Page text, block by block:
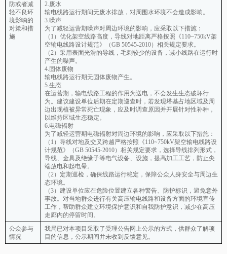
防或者减
轻不良环
境影响的
对策和措
施
2.废水
输电线路运行期间无废水排放，对周围水环境不会造成影响。
3.噪声
为了减轻运营期噪声对周边环境的影响，应采取以下措施：
（1）优化架空线路高度，导线对地距离严格按照《110~750kV架
空输电线路设计规范》（GB 50545-2010）相关规定要求。
（2）采用表面光滑的导线，毛刺较少的设备，减小线路在运行时
产生的噪声。
4.固体废物
输电线路运行期无固体废物产生。
5.生态
在运营期，输电线路工程的作用为送电，不会发生生态破坏行
为。建议建设单位后期在定期巡查时，若发现塔基占地区域及周
边出现植被异常死亡现象，应及时调查原因并开展针对性补种，
以维持区域生态稳定。
6.电磁辐射
为了减轻运营期电磁辐射对周边环境的影响，应采取以下措施：
（1）导线对地及交叉跨越严格按照《110~750kV架空输电线路设
计规范》（GB 50545-2010）相关规定要求，选择导线排列形式，
导线、金具及绝缘子等电气设备、设施，提高加工工艺，防止尖
端放电和起电晕。
（2）定期巡检，确保线路运行稳定，保障公众人身安全与周边生
态环境。
（3）建设单位应在危险位置建立各种警告、防护标识，避免意外
事故。对当地群众进行有关高压输电线路和设备方面的环境宣传
工作，帮助群众建立环境保护意识和自我防护意识，减少在高压
走廊内的停留时间。
公众参与
情况
我局已对本项目采取了受理公告网上公示的方式，供群众了解项
目的信息，公示期间并未收到反馈意见。